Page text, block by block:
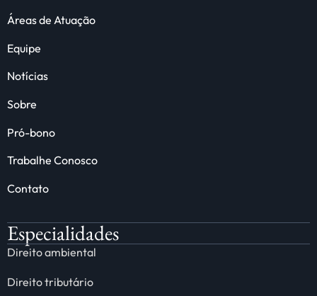
Áreas de Atuação
Equipe
Notícias
Sobre
Pró-bono
Trabalhe Conosco
Contato
Especialidades
Direito ambiental
Direito tributário